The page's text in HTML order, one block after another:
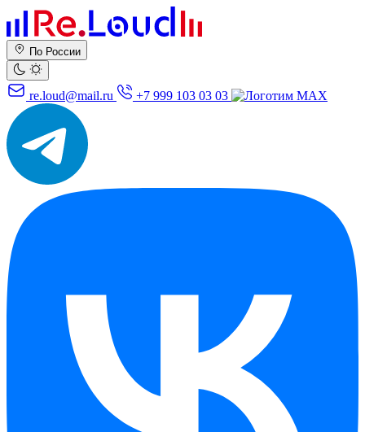
По России
re.loud@mail.ru +7 999 103 03 03